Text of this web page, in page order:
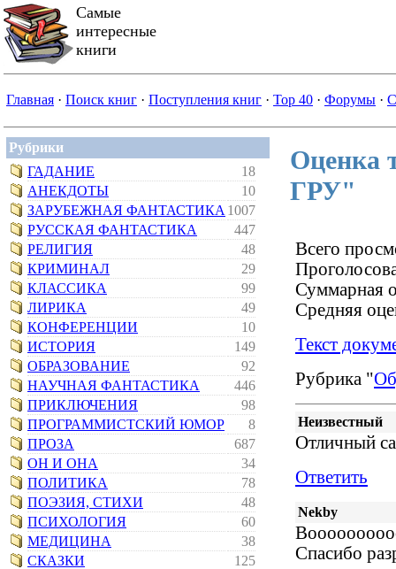
Самые
интересные
книги
Главная · Поиск книг · Поступления книг · Top 40 · Форумы ·
Рубрики
ГАДАНИЕ
18
АНЕКДОТЫ
10
ЗАРУБЕЖНАЯ ФАНТАСТИКА 1007
РУССКАЯ ФАНТАСТИКА
447
РЕЛИГИЯ
48
КРИМИНАЛ
29
КЛАССИКА
99
ЛИРИКА
49
КОНФЕРЕНЦИИ
10
ИСТОРИЯ
149
ОБРАЗОВАНИЕ
92
НАУЧНАЯ ФАНТАСТИКА
446
ПРИКЛЮЧЕНИЯ
98
ПРОГРАММИСТСКИЙ ЮМОР
8
ПРОЗА
687
ОН И ОНА
34
ПОЛИТИКА
78
ПОЭЗИЯ, СТИХИ
48
ПСИХОЛОГИЯ
60
МЕДИЦИНА
38
СКАЗКИ
125
Оценка
ГРУ"
Всего
Суммарная
Средняя
Текст
Рубрика "
Неизвестный
Отличный
Ответить
Nekby
Спасибо